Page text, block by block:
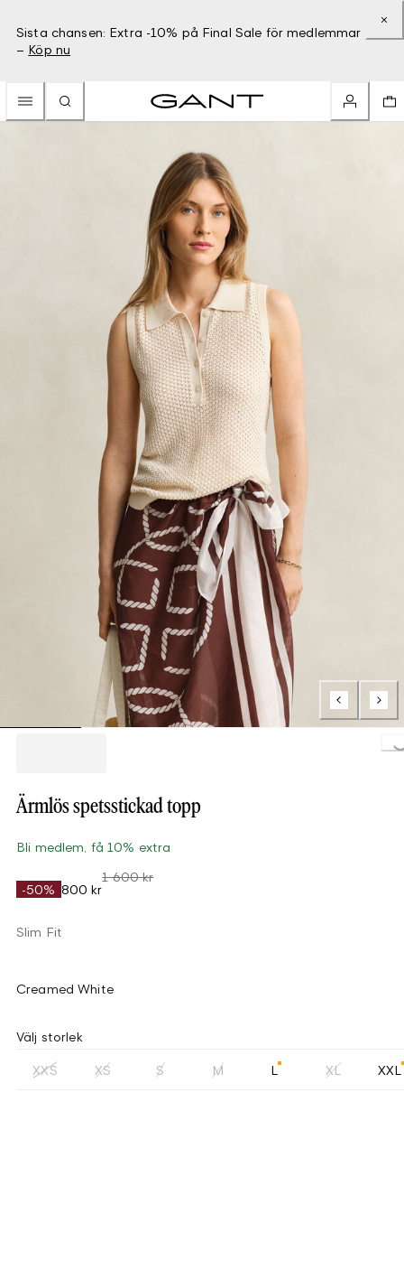
Sista chansen: Extra -10% på Final Sale för medlemmar
– Köp nu
Ärmlös spetsstickad topp
Bli medlem, få 10% extra
-50% 800 kr
1 600 kr
Slim Fit
Creamed White
Välj storlek
XXS XS S M L XL XXL